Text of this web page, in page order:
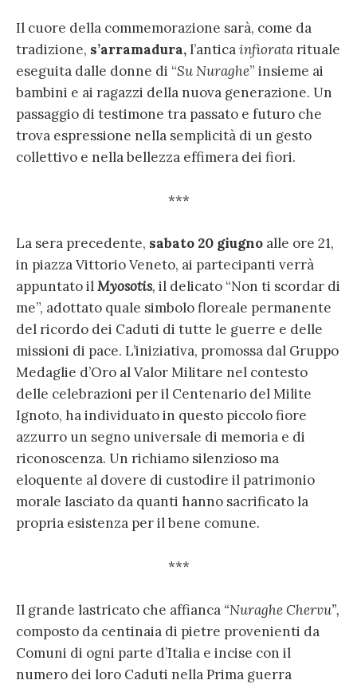
Il cuore della commemorazione sarà, come da
tradizione, s’arramadura,l’anticainfiorata rituale
eseguita dalle donne di “Su Nuraghe” insieme ai
bambini e ai ragazzi della nuova generazione. Un
passaggio di testimone tra passato e futuro che
trova espressione nella semplicità di un gesto
collettivo e nella bellezza effimera dei fiori.
***
La sera precedente, sabato 20 giugno alle ore 21,
in piazza Vittorio Veneto, ai partecipanti verrà
appuntato ilMyosotis, il delicato “Non ti scordar di
me”, adottato quale simbolo floreale permanente
del ricordo dei Caduti di tutte le guerre e delle
missioni di pace. L’iniziativa, promossa dal Gruppo
Medaglie d’Oro al Valor Militare nel contesto
delle celebrazioni per il Centenario del Milite
Ignoto, ha individuato in questo piccolo fiore
azzurro un segno universale di memoria e di
riconoscenza. Un richiamo silenzioso ma
eloquente al dovere di custodire il patrimonio
morale lasciato da quanti hanno sacrificato la
propria esistenza per il bene comune.
***
Il grande lastricato che affianca “Nuraghe Chervu”,
composto da centinaia di pietre provenienti da
Comuni di ogni parte d’Italia e incise con il
numero dei loro Caduti nella Prima guerra